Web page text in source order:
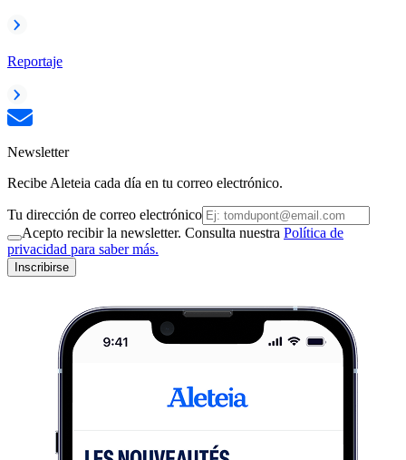
Reportaje
Newsletter
Recibe Aleteia cada día en tu correo electrónico.
Tu dirección de correo electrónico
Acepto recibir la newsletter. Consulta nuestra Política de
privacidad para saber más.
Inscribirse